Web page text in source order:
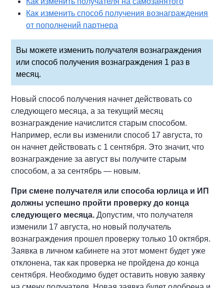
Как изменить способ получения вознаграждения
от пополнений партнера
Вы можете изменить получателя вознаграждения
или способ получения вознаграждения 1 раз в
месяц.
Новый способ получения начнет действовать со
следующего месяца, а за текущий месяц
вознаграждение начислится старым способом.
Например, если вы изменили способ 17 августа, то
он начнет действовать с 1 сентября. Это значит, что
вознаграждение за август вы получите старым
способом, а за сентябрь — новым.
При смене получателя или способа юрлица и ИП
должны успешно пройти проверкудо конца
следующего месяца. Допустим, что получателя
изменили 17 августа, но новый получатель
вознаграждения прошел проверку только 10 октября.
Заявка в личном кабинете на этот момент будет уже
отклонена, так как проверка не пройдена до конца
сентября. Необходимо будет оставить новую заявку